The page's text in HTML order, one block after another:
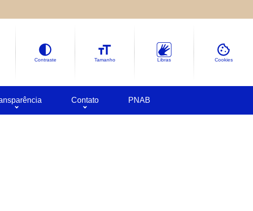
Contraste Tamanho Libras Cookies
Contato PNAB
controle sobre as informações coletadas.